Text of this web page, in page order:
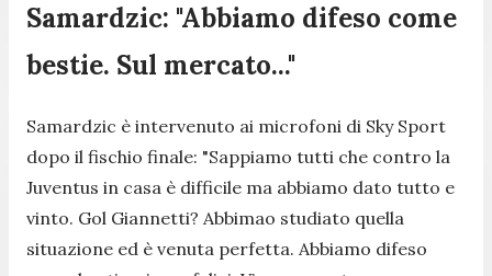
Samardzic: "Abbiamo difeso come
bestie. Sul mercato..."
Samardzic è intervenuto ai microfoni di Sky Sport
dopo il fischio finale: "Sappiamo tutti che contro la
Juventus in casa è difficile ma abbiamo dato tutto e
vinto. Gol Giannetti? Abbimao studiato quella
situazione ed è venuta perfetta. Abbiamo difeso